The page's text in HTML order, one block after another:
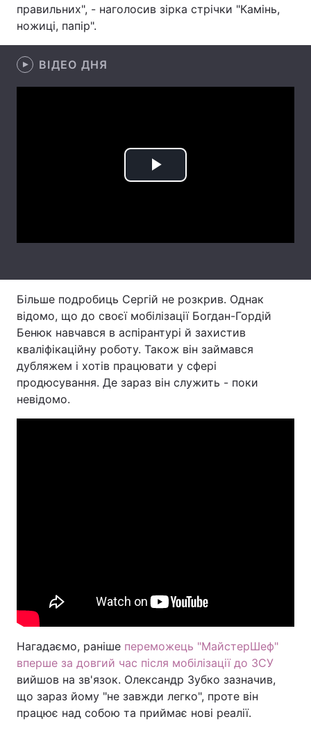
Інциденти
Здоров'я Туризм
Статті
Архів Вакансії
Послуги
правильних", - наголосив зірка стрічки "Камінь,
ножиці, папір".
ВІДЕО ДНЯ
Play
Більше подробиць Сергій не розкрив. Однак
відомо, що до своєї мобілізації Богдан-Гордій
Бенюк навчався в аспірантурі й захистив
кваліфікаційну роботу. Також він займався
дубляжем і хотів працювати у сфері
продюсування. Де зараз він служить - поки
невідомо.
Нагадаємо, раніше переможець "МайстерШеф"
вперше за довгий час після мобілізації до ЗСУ
вийшов на зв'язок. Олександр Зубко зазначив,
що зараз йому "не завжди легко", проте він
працює над собою та приймає нові реалії.